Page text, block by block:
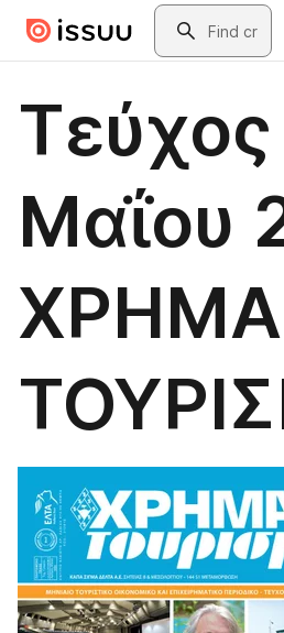
Skip to main contentSearch
Τεύχος
Μαΐου
ΧΡΗΜΑ